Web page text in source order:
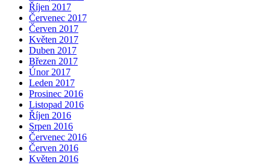
Říjen 2017
Červenec 2017
Červen 2017
Květen 2017
Duben 2017
Březen 2017
Únor 2017
Leden 2017
Prosinec 2016
Listopad 2016
Říjen 2016
Srpen 2016
Červenec 2016
Červen 2016
Květen 2016